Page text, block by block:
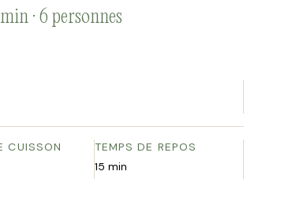
· 6 personnes
CUISSON
TEMPS DE REPOS
15 min